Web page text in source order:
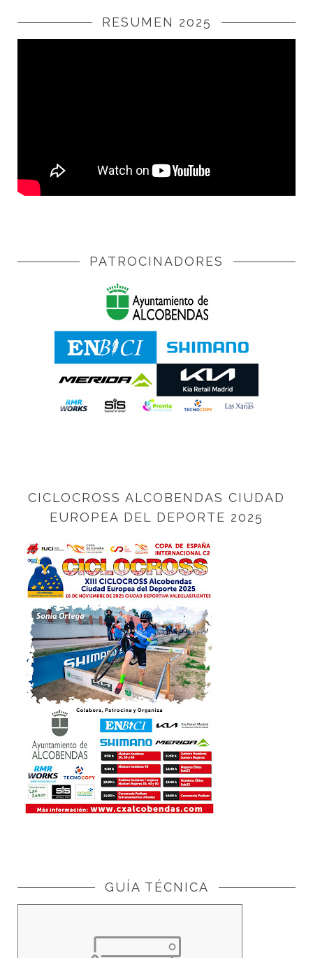
RESUMEN 2025
PATROCINADORES
CICLOCROSS ALCOBENDAS CIUDAD
EUROPEA DEL DEPORTE 2025
GUÍA TÉCNICA